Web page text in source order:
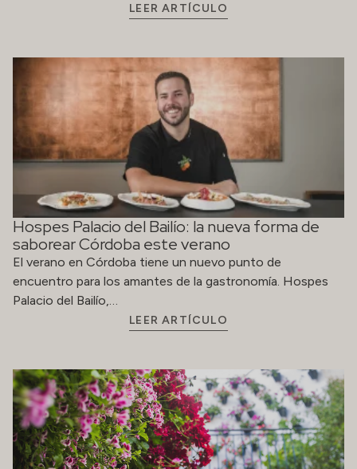
LEER ARTÍCULO
Hospes Palacio del Bailío: la nueva forma de
saborear Córdoba este verano
El verano en Córdoba tiene un nuevo punto de
encuentro para los amantes de la gastronomía. Hospes
Palacio del Bailío,…
LEER ARTÍCULO